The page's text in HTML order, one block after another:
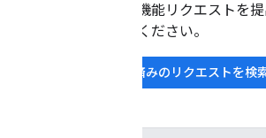
新しい機能リクエストを
認してください。
提出済みのリクエストを検